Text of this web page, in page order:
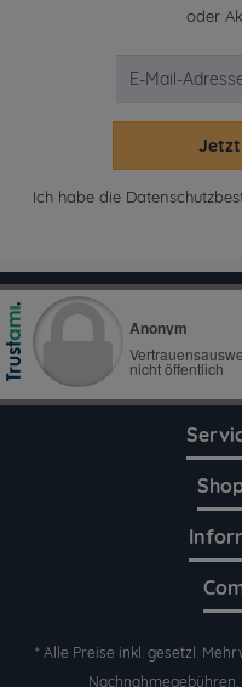
oder
Ich habe die
* Alle Preise inkl. gesetzl.